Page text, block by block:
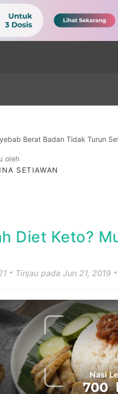
Berat Badan Tidak Turun
oleh
SETIAWAN
Diet Keto?
Tinjau pada Jun 21, 2019